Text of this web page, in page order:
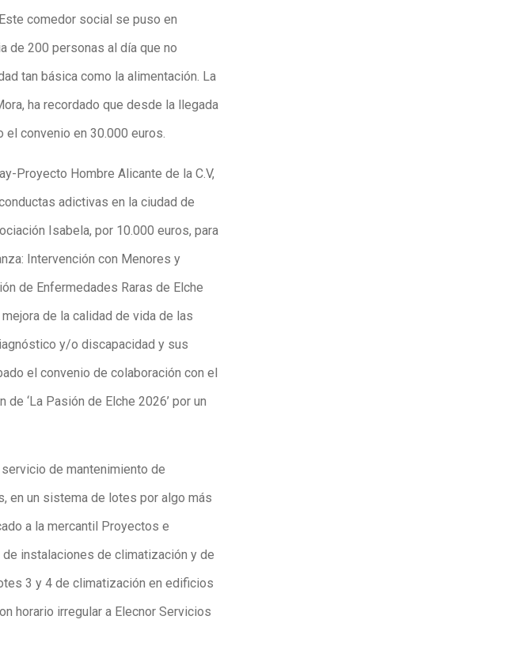
comedor social se puso en
de 200 personas al día que no
tan básica como la alimentación. La
ha recordado que desde la llegada
convenio en 30.000 euros.
Proyecto Hombre Alicante de la C.V,
adictivas en la ciudad de
Isabela, por 10.000 euros, para
Intervención con Menores y
de Enfermedades Raras de Elche
de la calidad de vida de las
y/o discapacidad y sus
el convenio de colaboración con el
‘La Pasión de Elche 2026’ por un
de mantenimiento de
en un sistema de lotes por algo más
a la mercantil Proyectos e
instalaciones de climatización y de
3 y 4 de climatización en edificios
horario irregular a Elecnor Servicios